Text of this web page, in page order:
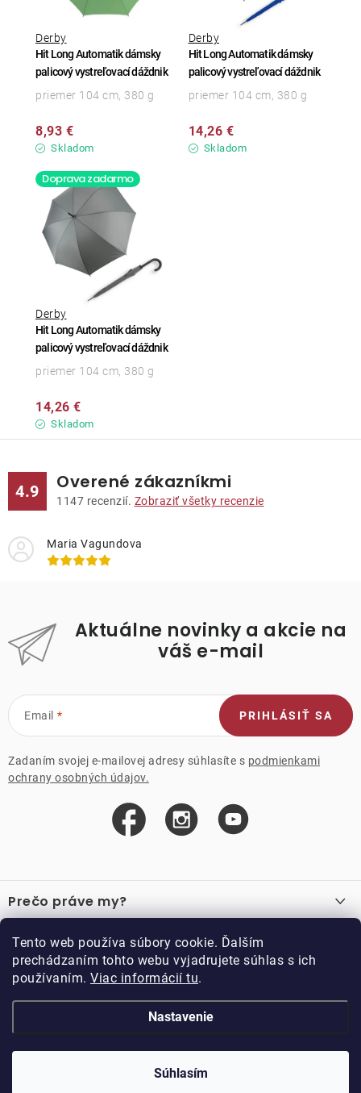
Tento web používa súbory cookie. Ďalším
prechádzaním tohto webu vyjadrujete súhlas s ich
používaním. Viac informácií tu.
Nastavenie
Súhlasím
Hit Long Automatik dámsky
palicový vystreľovací dáždnik
Derby
Skladom
8,93 €
priemer 104 cm, 380 g
Hit Long Automatik dámsky
palicový vystreľovací dáždnik
Derby
Skladom
14,26 €
priemer 104 cm, 380 g
Doprava zadarmo
Hit Long Automatik dámsky
palicový vystreľovací dáždnik
Derby
Skladom
14,26 €
priemer 104 cm, 380 g
4.9 Overené zákazníkmi
1147 recenzií. Zobraziť všetky recenzie
Maria Vagundova
Aktuálne novinky a akcie na
váš e-mail
Email
Zadaním svojej e-mailovej adresy súhlasíte s podmienkami
ochrany osobných údajov.
PRIHLÁSIŤ SA
á
p
ä
Prečo práve my?
Recenzie
Akcie
Důležité odkazy
Velkoobchod
Vzorková prodejna
Kariéra
O nákupe
Obchodné podmienky
Podmienky vernostného programu
Doppler CZ spol. s.r.o.,
DOPPLER CZ spol. s r.o.